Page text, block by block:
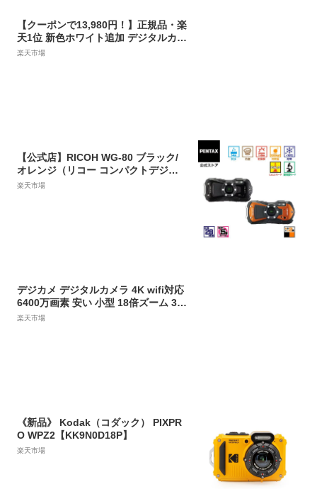
【クーポンで13,980円！】正規品・楽
天1位 新色ホワイト追加 デジタルカメ
ラ 4K 4800万画素 16倍Xズーム【64G
楽天市場
【公式店】RICOH WG-80 ブラック/
オレンジ（リコー コンパクトデジタ
ルカメラ 防水 防塵 耐衝撃 タフ 現場
楽天市場
デジカメ デジタルカメラ 4K wifi対応
6400万画素 安い 小型 18倍ズーム 3.0
インチ 大画面 180°回転 動画撮影 オ
楽天市場
《新品》 Kodak（コダック） PIXPR
O WPZ2【KK9N0D18P】
楽天市場